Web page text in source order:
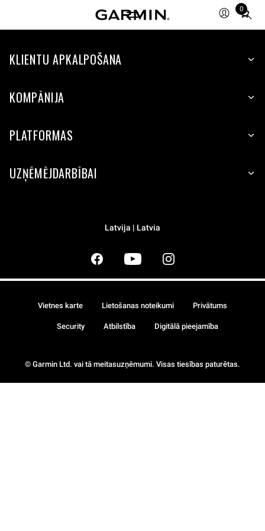
0
Total
items
cart:
KLIENTU APKALPOŠANA
KOMPĀNIJA
PLATFORMAS
UZŅĒMĒJDARBĪBAI
Latvija | Latvia
© Garmin Ltd. vai tā meitasuzņēmumi. Visas tiesības paturētas.
Vietnes karte Lietošanas noteikumi Privātums
Security Atbilstība Digitālā pieejamība